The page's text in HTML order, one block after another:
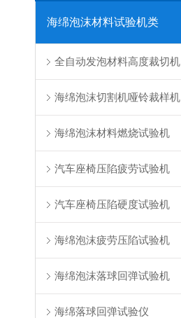
海绵泡沫材料试验机类
全自动发泡材料高度裁切机
海绵泡沫切割机哑铃裁样机
海绵泡沫材料燃烧试验机
汽车座椅压陷疲劳试验机
汽车座椅压陷硬度试验机
海绵泡沫疲劳压陷试验机
海绵泡沫落球回弹试验机
海绵落球回弹试验仪